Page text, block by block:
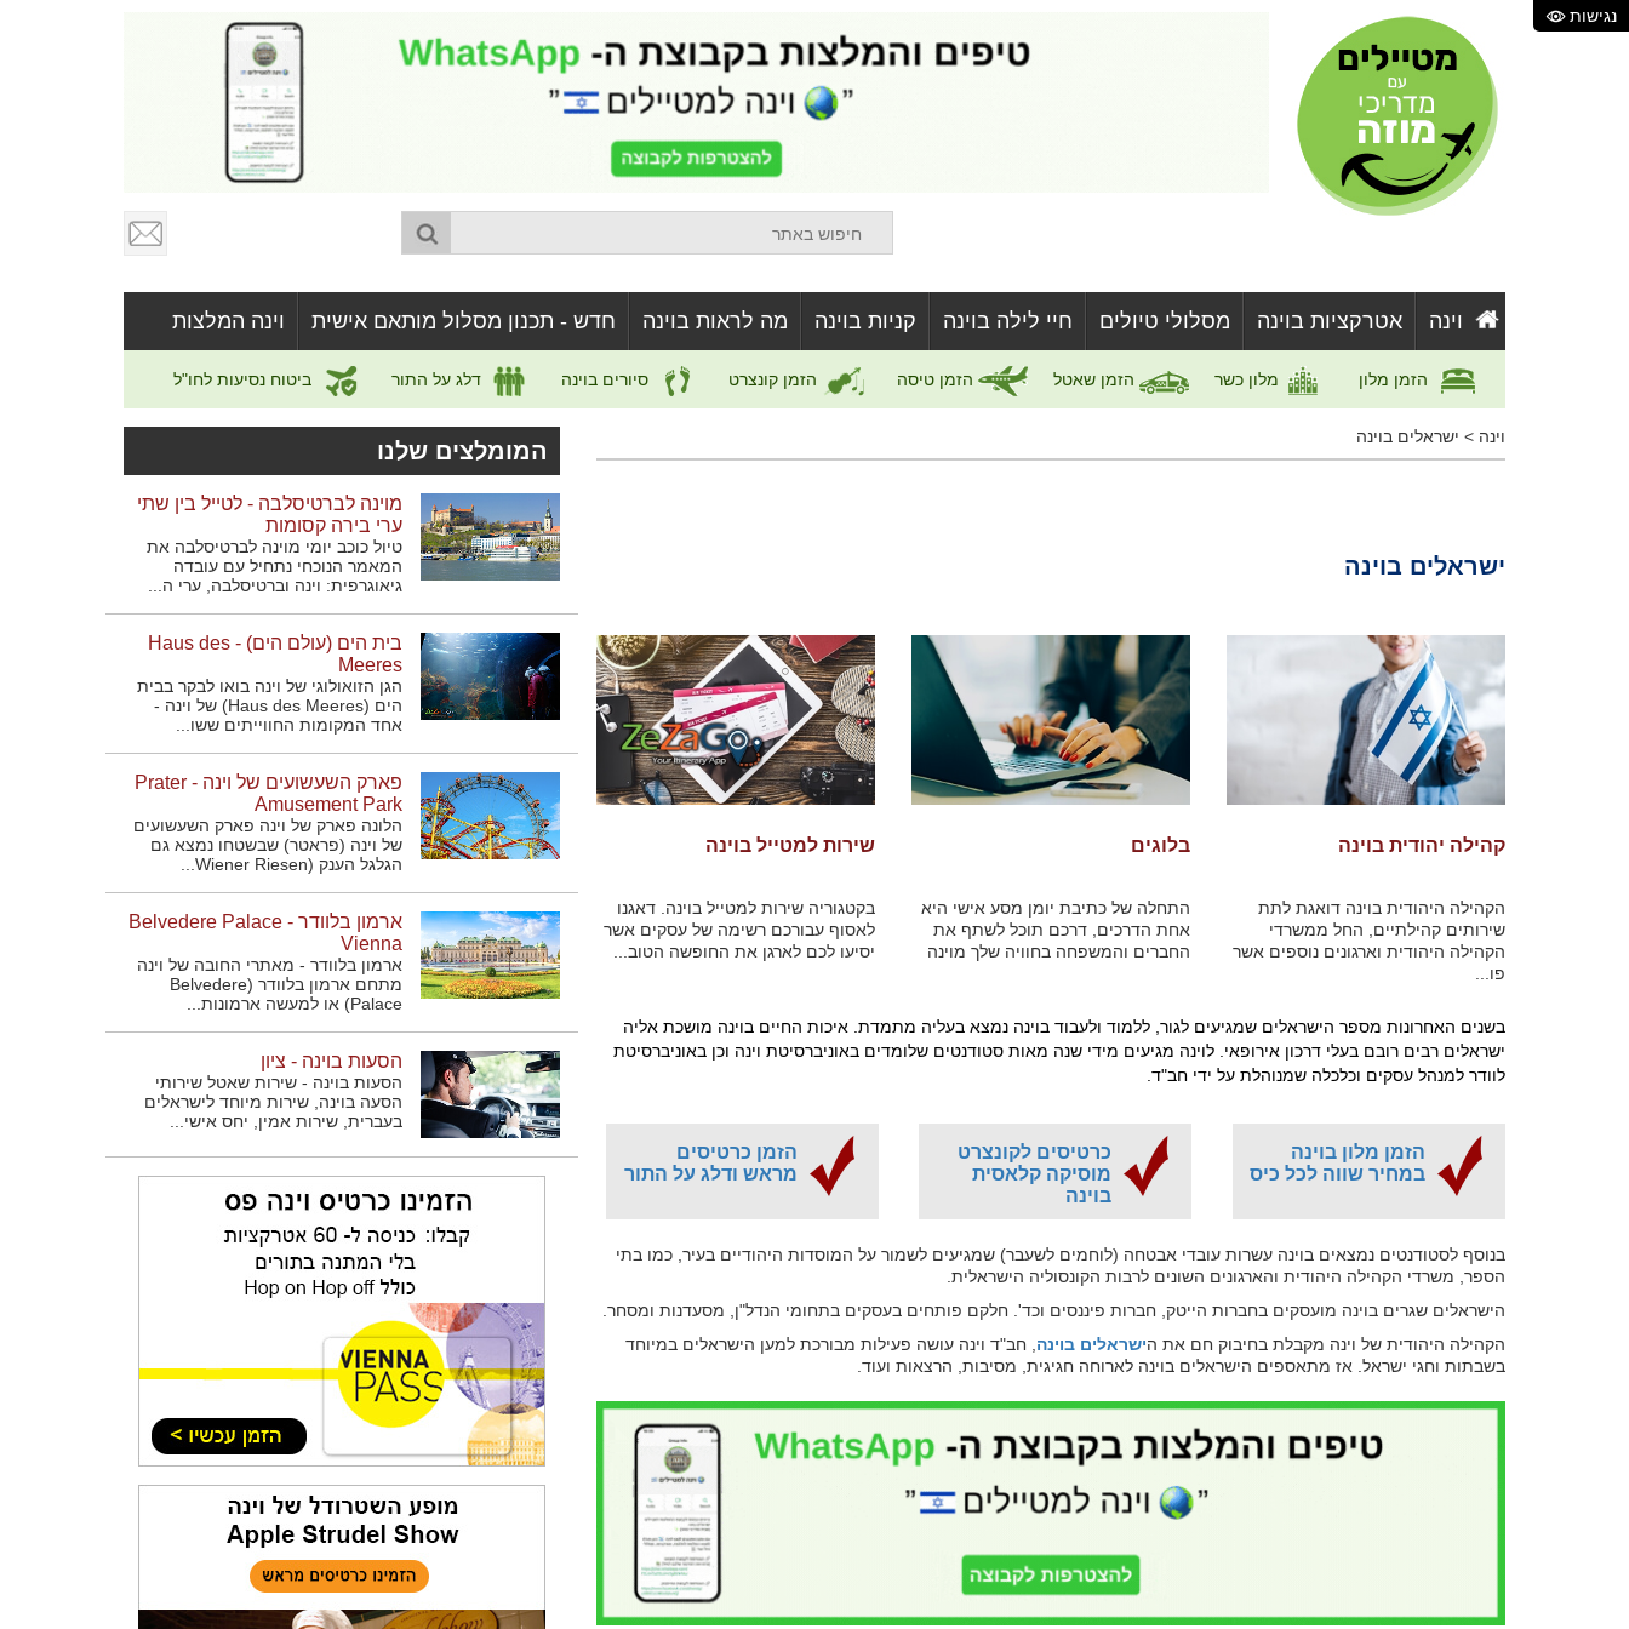
וינה אטרקציות בוינה מסלולי טיולים חיי לילה בוינה קניות בוינה מה לראות בוינה חדש - תכנון מסלול מותאם אישית וינה המלצות
הזמן מלון מלון כשר הזמן שאטל הזמן טיסה הזמן קונצרט סיורים בוינה דלג על התור ביטוח נסיעות לחו"ל
וינה > ישראלים בוינה
ישראלים בוינה
קהילה יהודית בוינה
הקהילה היהודית בוינה דואגת לתת
שירותים קהילתיים, החל ממשרדי
הקהילה היהודית וארגונים נוספים אשר
פו...
בלוגים
התחלה של כתיבת יומן מסע אישי היא
אחת הדרכים, דרכם תוכל לשתף את
החברים והמשפחה בחוויה שלך מוינה
שירות למטייל בוינה
בקטגוריה שירות למטייל בוינה. דאגנו
לאסוף עבורכם רשימה של עסקים אשר
יסיעו לכם לארגן את החופשה הטוב...
בשנים האחרונות מספר הישראלים שמגיעים לגור, ללמוד ולעבוד בוינה נמצא בעליה מתמדת. איכות החיים בוינה מושכת אליה
ישראלים רבים רובם בעלי דרכון אירופאי. לוינה מגיעים מידי שנה מאות סטודנטים שלומדים באוניברסיטת וינה וכן באוניברסיטת
לוודר למנהל עסקים וכלכלה שמנוהלת על ידי חב"ד.
הזמן מלון בוינה
במחיר שווה לכל כיס
כרטיסים לקונצרט
מוסיקה קלאסית
בוינה
הזמן כרטיסים
מראש ודלג על התור
בנוסף לסטודנטים נמצאים בוינה עשרות עובדי אבטחה (לוחמים לשעבר) שמגיעים לשמור על המוסדות היהודיים בעיר, כמו בתי
הספר, משרדי הקהילה היהודית והארגונים השונים לרבות הקונסוליה הישראלית.
הישראלים שגרים בוינה מועסקים בחברות הייטק, חברות פיננסים וכד'. חלקם פותחים בעסקים בתחומי הנדל"ן, מסעדנות ומסחר.
הקהילה היהודית של וינה מקבלת בחיבוק חם את הישראלים בוינה , חב"ד וינה עושה פעילות מבורכת למען הישראלים במיוחד
בשבתות וחגי ישראל. אז מתאספים הישראלים בוינה לארוחה חגיגית, מסיבות, הרצאות ועוד.
המומלצים שלנו
מוינה לברטיסלבה - לטייל בין שתי
ערי בירה קסומות
טיול כוכב יומי מוינה לברטיסלבה את
המאמר הנוכחי נתחיל עם עובדה
גיאוגרפית: וינה וברטיסלבה, ערי ה...
בית הים (עולם הים) - Haus des
Meeres
הגן הזואולוגי של וינה בואו לבקר בבית
הים (Haus des Meeres) של וינה -
אחד המקומות החווייתים ששו...
פארק השעשועים של וינה - Prater
Amusement Park
הלונה פארק של וינה פארק השעשועים
של וינה (פראטר) שבשטחו נמצא גם
הגלגל הענק (Wiener Riesen...
ארמון בלוודר - Belvedere Palace
Vienna
ארמון בלוודר - מאתרי החובה של וינה
מתחם ארמון בלוודר (Belvedere
Palace) או למעשה ארמונות...
הסעות בוינה - ציון
הסעות בוינה - שירות שאטל שירותי
הסעה בוינה, שירות מיוחד לישראלים
בעברית, שירות אמין, יחס אישי...
נגישות